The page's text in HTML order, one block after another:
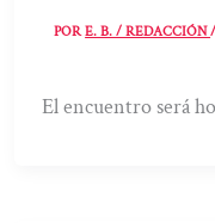
PORE. B. / REDACCIÓN
El encuentro será